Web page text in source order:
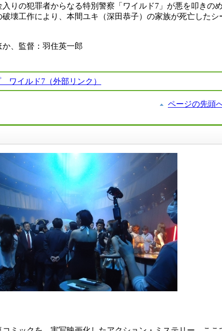
りの犯罪者からなる特別警察「ワイルド7」が悪を叩きの
壊工作により、本間ユキ（深田恭子）の家族が死亡したシ
、監督：羽住英一郎
ワイルド7（外部リンク）
ページの先頭